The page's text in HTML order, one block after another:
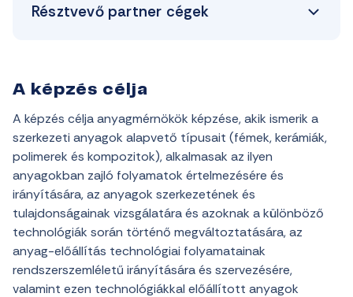
Résztvevő partner cégek
A képzés célja
A képzés célja anyagmérnökök képzése, akik ismerik a
szerkezeti anyagok alapvető típusait (fémek, kerámiák,
polimerek és kompozitok), alkalmasak az ilyen
anyagokban zajló folyamatok értelmezésére és
irányítására, az anyagok szerkezetének és
tulajdonságainak vizsgálatára és azoknak a különböző
technológiák során történő megváltoztatására, az
anyag-előállítás technológiai folyamatainak
rendszerszemléletű irányítására és szervezésére,
valamint ezen technológiákkal előállított anyagok